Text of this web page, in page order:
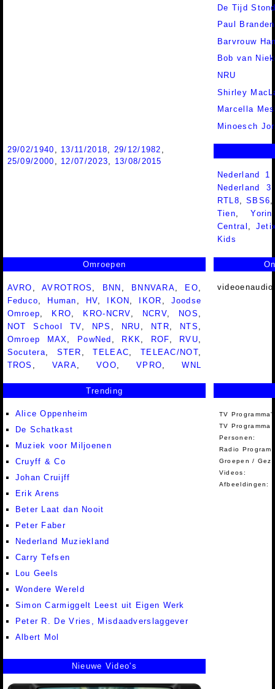
De Tijd
Paul
Barvrouw
Bob van
NRU
Shirley
Marcella
Minoesch
29/02/1940 , 13/11/2018, 29/12/1982 ,
25/09/2000 , 12/07/2023, 13/08/2015
Nederland 1
Nederland
RTL8 ,SBS6
Tien ,Yorin
Central
Kids
Omroepen
AVRO ,AVROTROS , BNN , BNNVARA, EO,
Feduco, Human , HV, IKON , IKOR , Joodse
Omroep, KRO, KRO-NCRV, NCRV, NOS ,
NOT School TV, NPS , NRU , NTR, NTS ,
Omroep MAX, PowNed , RKK, ROF, RVU,
Socutera, STER ,TELEAC, TELEAC/NOT,
TROS , VARA,VOO,VPRO,WNL
Trending
Alice Oppenheim
De Schatkast
Muziek voor Miljoenen
Cruyff & Co
Johan Cruijff
Erik Arens
Beter Laat dan Nooit
Peter Faber
Nederland Muziekland
Carry Tefsen
Lou Geels
Wondere Wereld
Simon Carmiggelt Leest uit Eigen Werk
Peter R. De Vries, Misdaadverslaggever
Albert Mol
TV
TV Programma
Personen:
Radio
Groepen /
Videos:
Afbeeldingen:
Nieuwe Video's